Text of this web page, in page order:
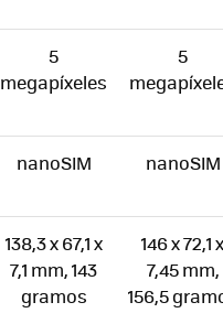
5
megapíxeles
5
nanoSIM nanoSIM
138,3 x 67,1 x
7,1 mm, 143
gramos
146 x 72,1 x
7,45 mm,
156,5